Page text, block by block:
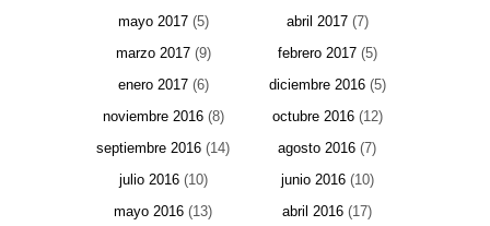
mayo 2017(5) abril 2017(7)
marzo 2017(9) febrero 2017(5)
enero 2017(6) diciembre 2016(5)
noviembre 2016(8) octubre 2016(12)
septiembre 2016 (14) agosto 2016 (7)
julio 2016(10) junio 2016(10)
mayo 2016 (13) abril 2016 (17)